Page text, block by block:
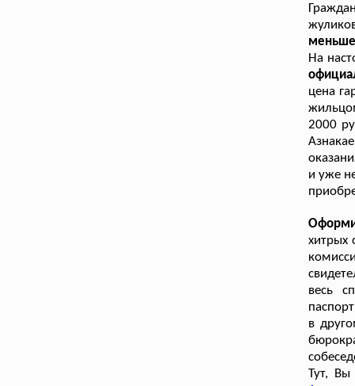
меньше
На
цена
2000
и уже
хитрых
весь
в
Тут,